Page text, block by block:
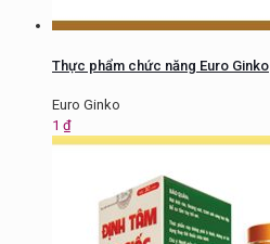
Thực phẩm chức năng Euro Ginko
Euro Ginko
1 ₫